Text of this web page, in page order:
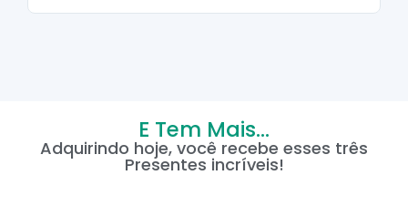
E Tem Mais...
Adquirindo hoje, você recebe esses três
Presentes incríveis!